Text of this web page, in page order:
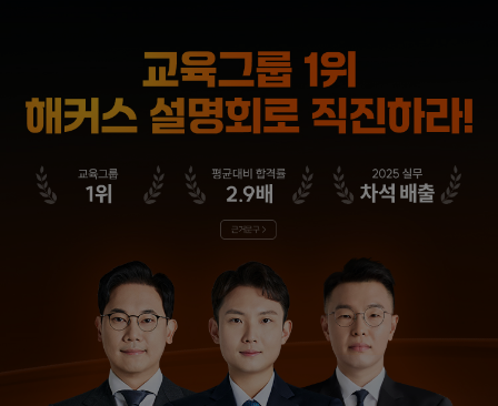
자료를 밀도있게
조합하여 풀 수 있는
방법을 알려주십니다.
해커스에서 시작했으면
더 빨리 합격하지
않았을까 생각하고,
주변 분들에게도
감정평가사 시작은
해커스에서 하라고
추천합니다.